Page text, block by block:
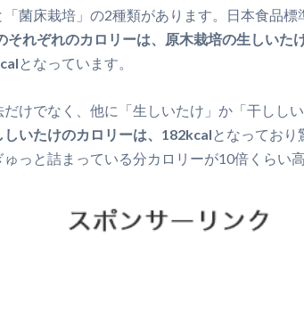
菌床栽培」の2種類があります。日本食品標
それぞれのカロリーは、原木栽培の生しいた
となっています。
だけでなく、他に「生しいたけ」か「干しし
しいたけのカロリーは、182kcal となっており
っと詰まっている分カロリーが10倍くらい高